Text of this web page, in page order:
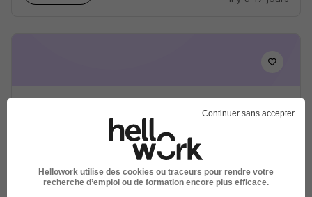
13 € / heure
Continuer sans accepter
Hellowork utilise des cookies ou traceurs pour rendre votre
recherche d’emploi ou de formation encore plus efficace.